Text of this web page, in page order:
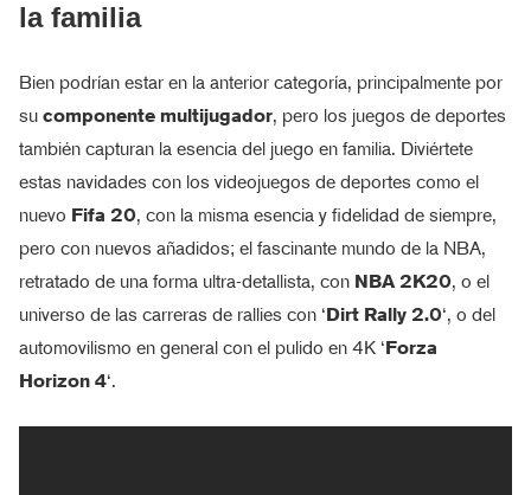
la familia
Bien podrían estar en la anterior categoría, principalmente por
su componente multijugador, pero los juegos de deportes
también capturan la esencia del juego en familia. Diviértete
estas navidades con los videojuegos de deportes como el
nuevo Fifa 20, con la misma esencia y fidelidad de siempre,
pero con nuevos añadidos; el fascinante mundo de la NBA,
retratado de una forma ultra-detallista, con NBA 2K20, o el
universo de las carreras de rallies con ‘Dirt Rally 2.0‘, o del
automovilismo en general con el pulido en 4K ‘Forza
Horizon 4‘.